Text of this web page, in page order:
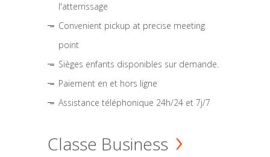
l'atterrissage
Convenient pickup at precise meeting
point
Sièges enfants disponibles sur demande.
Paiement en et hors ligne
Assistance téléphonique 24h/24 et 7j/7
Classe Business